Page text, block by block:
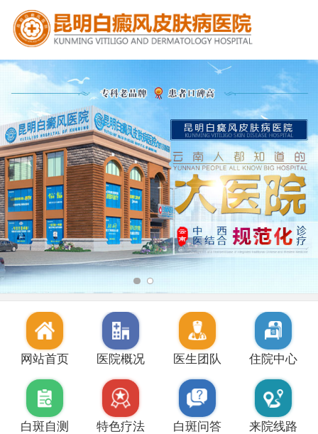
网站首页 医院概况 医生团队 住院中心
白斑自测 特色疗法 白斑问答 来院线路